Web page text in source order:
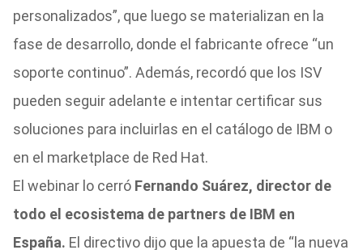
personalizados”, que luego se materializan en la
fase de desarrollo, donde el fabricante ofrece “un
soporte continuo”. Además, recordó que los ISV
pueden seguir adelante e intentar certificar sus
soluciones para incluirlas en el catálogo de IBM o
en el marketplace de Red Hat.
El webinar lo cerró Fernando Suárez, director de
todo el ecosistema de partners de IBM en
España. El directivo dijo que la apuesta de “la nueva